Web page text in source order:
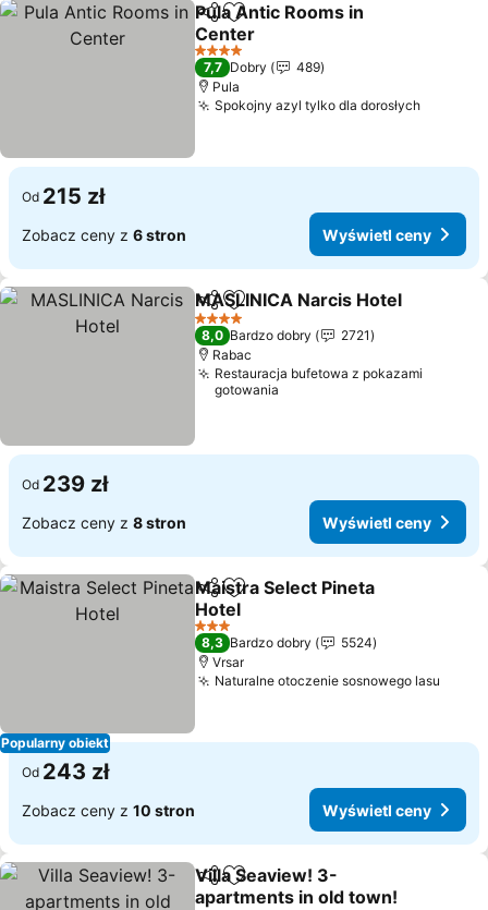
Udostępnij
Dodaj do ulubionych
Pula Antic Rooms in
Center
4 Kategoria
7,7 Dobry
489
Pula
Spokojny azyl tylko dla dorosłych
Od 215 zł
Zobacz ceny z 6 stron Wyświetl ceny
Udostępnij
Dodaj do ulubionych
MASLINICA Narcis Hotel
4 Kategoria
8,0 Bardzo dobry
2721
Rabac
Restauracja bufetowa z pokazami
gotowania
Od 239 zł
Zobacz ceny z 8 stron Wyświetl ceny
Popularny obiekt
Udostępnij
Dodaj do ulubionych
Maistra Select Pineta
Hotel
3 Kategoria
8,3 Bardzo dobry
5524
Vrsar
Naturalne otoczenie sosnowego lasu
Od 243 zł
Zobacz ceny z 10 stron Wyświetl ceny
Udostępnij
Dodaj do ulubionych
Villa Seaview! 3-
apartments in old town!